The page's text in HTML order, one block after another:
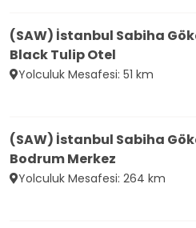
(SAW) İstanbul Sabiha
Black Tulip Otel
Yolculuk Mesafesi: 51 km
(SAW) İstanbul Sabiha
Bodrum Merkez
Yolculuk Mesafesi: 264 km